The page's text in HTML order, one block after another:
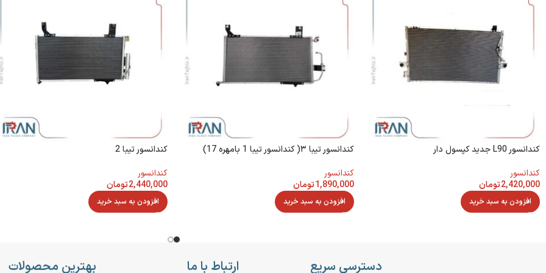
كندانسور L90 جديد كپسول دار
کندانسور
2,420,000تومان
افزودن به سبد خرید
كندانسور تيبا ٣( كندانسور تيبا 1 بامهره 17)
کندانسور
1,890,000تومان
افزودن به سبد خرید
كندانسور تيبا 2
کندانسور
2,440,000تومان
افزودن به سبد خرید
دسترسی سریع ارتباط با ما بهترین محصولات